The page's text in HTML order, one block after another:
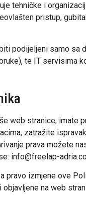
tehničke i
pristup,
podijeljeni samo sa
te IT servisima
web stranice, imate
zatražite
prava možete
info@freelap-
pravo izmjene ove
na web